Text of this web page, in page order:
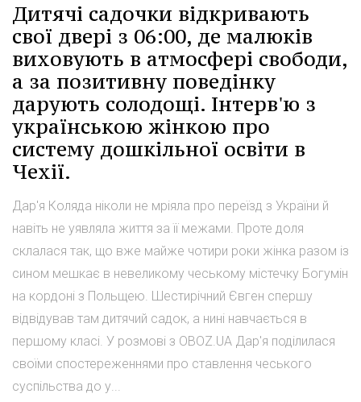
Дитячі садочки відкривають
свої двері з 06:00, де малюків
виховують в атмосфері свободи,
а за позитивну поведінку
дарують солодощі. Інтерв'ю з
українською жінкою про
систему дошкільної освіти в
Чехії.
Дар'я Коляда ніколи не мріяла про переїзд з України й
навіть не уявляла життя за її межами. Проте доля
склалася так, що вже майже чотири роки жінка разом із
сином мешкає в невеликому чеському містечку Богумін
на кордоні з Польщею. Шестирічний Євген спершу
відвідував там дитячий садок, а нині навчається в
першому класі. У розмові з OBOZ.UA Дар'я поділилася
своїми спостереженнями про ставлення чеського
суспільства до у...